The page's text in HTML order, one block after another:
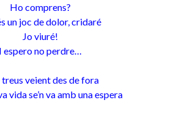
Ho comprens?
un joc de dolor, cridaré
Jo viuré!
I espero no perdre…
treus veient des de fora
vida se’n va amb una espera